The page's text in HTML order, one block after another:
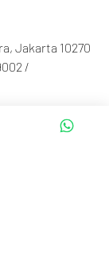
Jakarta 10270
/